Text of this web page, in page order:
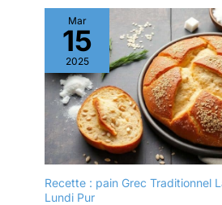
Mar
15
2025
Recette : pain Grec Traditionnel
Lundi Pur